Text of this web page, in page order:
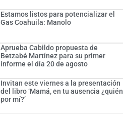
Estamos listos para potencializar el
Gas Coahuila: Manolo
Aprueba Cabildo propuesta de
Betzabé Martínez para su primer
informe el día 20 de agosto
Invitan este viernes a la presentación
del libro ‘Mamá, en tu ausencia ¿quién
por mí?’